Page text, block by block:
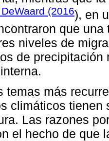
(2016), en
que
niveles de
de precipitación
temas más
climáticos tienen
Las razones
el hecho de que